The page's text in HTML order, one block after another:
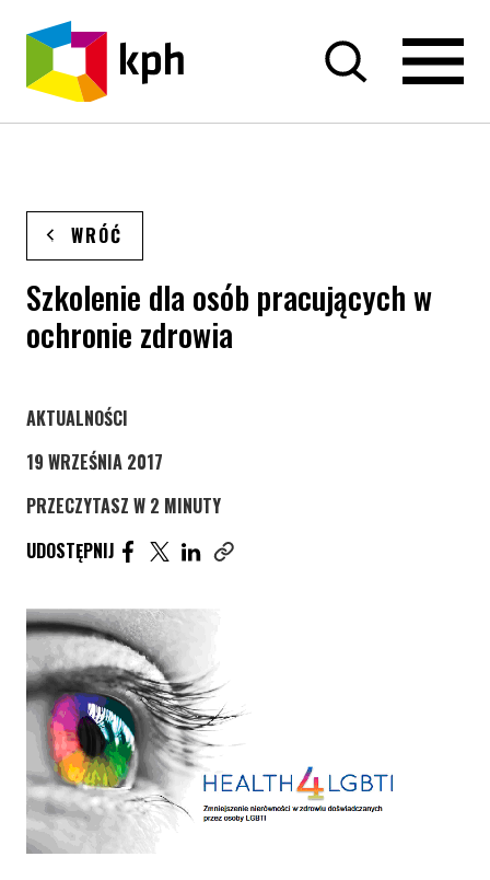
PRZEJDŹ DO TREŚCI
WRÓĆ
Szkolenie dla osób pracujących w
ochronie zdrowia
STRONA KATEGORII WPISÓW
AKTUALNOŚCI
19 WRZEŚNIA 2017
PRZECZYTASZ W 2 MINUTY
UDOSTĘPNIJ
UDOSTĘPNIJ ARTYKUŁ NA FACEBOOK. STRONA
UDOSTĘPNIJ ARTYKUŁ NA TWITTER.
UDOSTĘPNIJ ARTYKUŁ NA LINKEDIN.